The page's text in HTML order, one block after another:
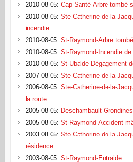
2010-08-05: Cap Santé-Arbre tombé
2010-08-05: Ste-Catherine-de-la-
incendie
2010-08-05: St-Raymond-Arbre
2010-08-05: St-Raymond-Incendie de
2010-08-05: St-Ubalde-Dégagement
2007-08-05: Ste-Catherine-de-la-
2006-08-05: Ste-Catherine-de-la-
la route
2005-08-05: Deschambault-
2005-08-05: St-Raymond-Accident
2003-08-05: Ste-Catherine-de-la-
résidence
2003-08-05: St-Raymond-Entraide